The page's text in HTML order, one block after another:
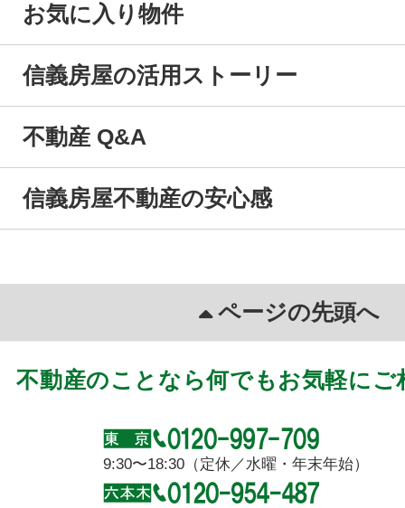
お気に入り物件
信義房屋の活用ストーリー
不動産 Q&A
信義房屋不動産の安心感
ページの先頭へ
不動産のことなら何でもお気軽にご
9:30〜18:30（定休／水曜・年末年始）